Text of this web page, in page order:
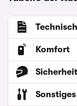
Komfort
Sicherheit
Sonstiges